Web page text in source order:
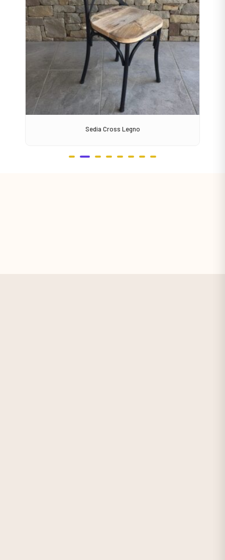
Sedia Cross Legno